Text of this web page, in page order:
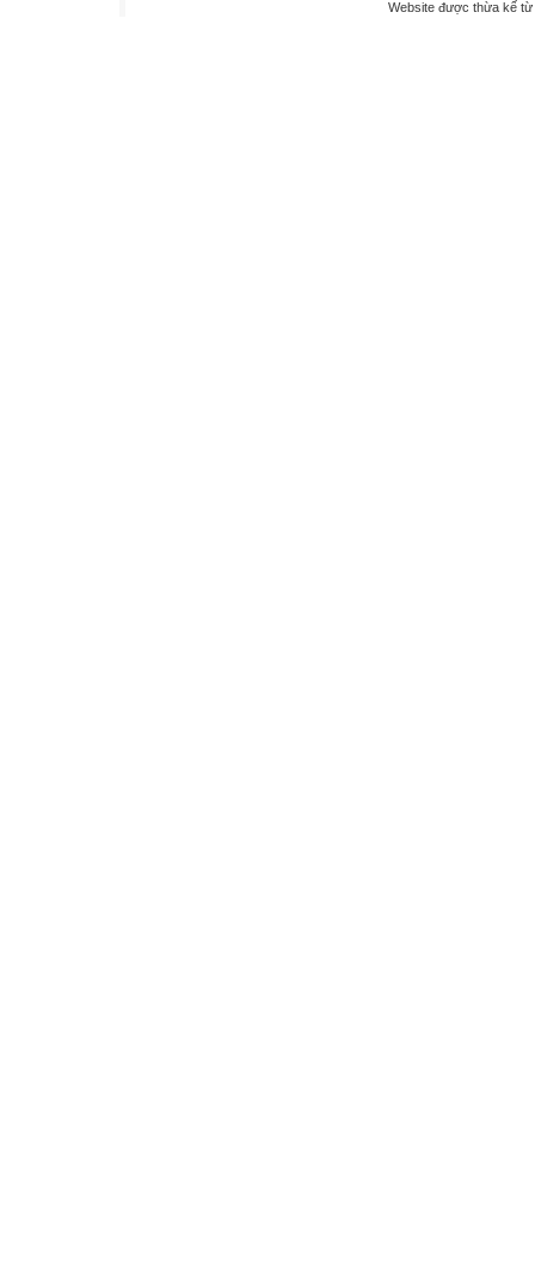
Website được thừa kế từ